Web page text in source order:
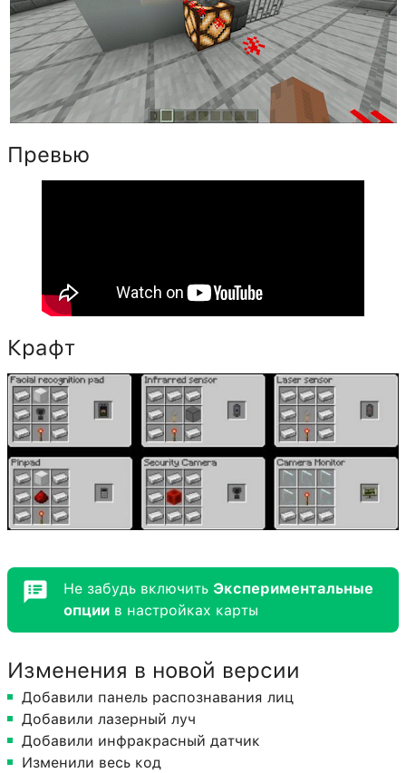
Превью
Крафт
Не забудь включить Экспериментальные
опции в настройках карты
Изменения в новой версии
Добавили панель распознавания лиц
Добавили лазерный луч
Добавили инфракрасный датчик
Изменили весь код